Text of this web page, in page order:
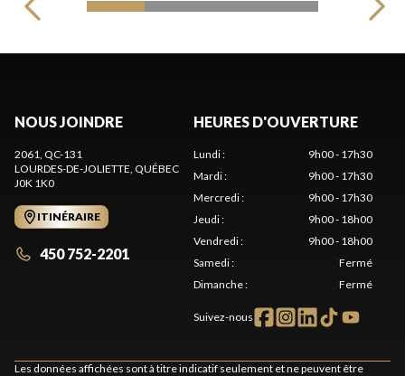
NOUS JOINDRE
2061, QC-131
LOURDES-DE-JOLIETTE , QUÉBEC
J0K 1K0
ITINÉRAIRE
450 752-2201
HEURES D'OUVERTURE
Lundi:
9h00 - 17h30
Mardi:
9h00 - 17h30
Mercredi:
9h00 - 17h30
Jeudi:
9h00 - 18h00
Vendredi:
9h00 - 18h00
Samedi:
Fermé
Dimanche: Fermé
Suivez-nous
Les données affichées sont à titre indicatif seulement et ne peuvent être